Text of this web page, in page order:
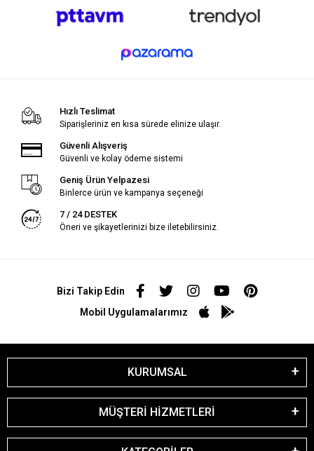
Hızlı Teslimat
Siparişleriniz en kısa sürede elinize ulaşır.
Güvenli Alışveriş
Güvenli ve kolay ödeme sistemi
Geniş Ürün Yelpazesi
Binlerce ürün ve kampanya seçeneği
7 / 24 DESTEK
Öneri ve şikayetlerinizi bize iletebilirsiniz.
Bizi Takip Edin
Mobil Uygulamalarımız
KURUMSAL
MÜŞTERİ HİZMETLERİ